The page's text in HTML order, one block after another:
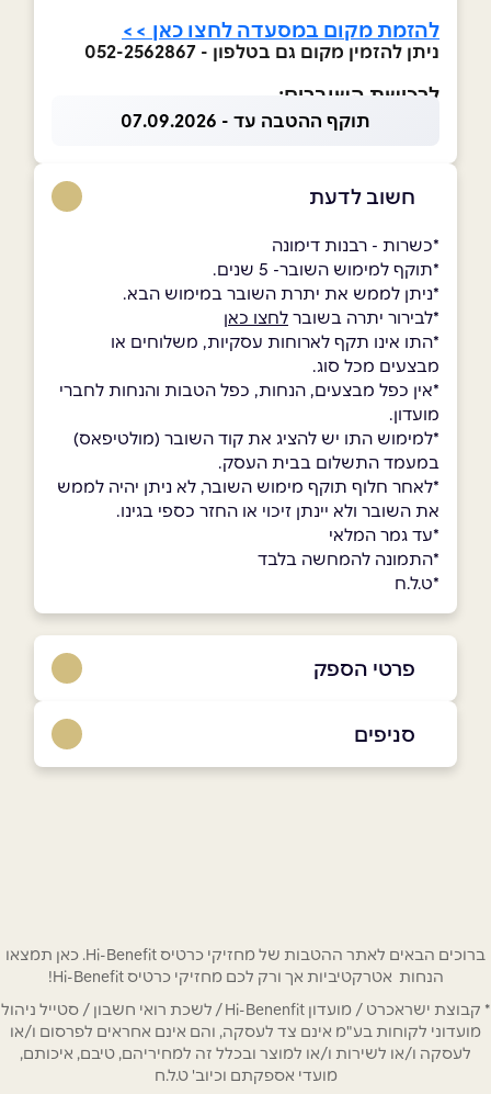
להזמת מקום במסעדה לחצו כאן >>
ניתן להזמין מקום גם בטלפון - 052-2562867
לרכישת השוברים:
תוקף ההטבה עד - 07.09.2026
חשוב לדעת
*כשרות - רבנות דימונה
*תוקף למימוש השובר- 5 שנים.
*ניתן לממש את יתרת השובר במימוש הבא.
*לבירור יתרה בשובר לחצו כאן
*התו אינו תקף לארוחות עסקיות, משלוחים או
מבצעים מכל סוג.
*אין כפל מבצעים, הנחות, כפל הטבות והנחות לחברי
מועדון.
*למימוש התו יש להציג את קוד השובר (מולטיפאס)
במעמד התשלום בבית העסק.
*לאחר חלוף תוקף מימוש השובר, לא ניתן יהיה לממש
את השובר ולא יינתן זיכוי או החזר כספי בגינו.
*עד גמר המלאי
*התמונה להמחשה בלבד
*ט.ל.ח
פרטי הספק
בפייסבוק באינסטגרם
טלפון*
אימייל *
סניפים
ברוכים הבאים לאתר ההטבות של מחזיקי כרטיס Hi-Benefit. כאן תמצאו
הנחות אטרקטיביות אך ורק לכם מחזיקי כרטיס Hi-Benefit!
* קבוצת ישראכרט / מועדון Hi-Benenfit / לשכת רואי חשבון / סטייל ניהול
מועדוני לקוחות בע"מ אינם צד לעסקה, והם אינם אחראים לפרסום ו/או
לעסקה ו/או לשירות ו/או למוצר ובכלל זה למחיריהם, טיבם, איכותם,
מועדי אספקתם וכיוב' ט.ל.ח